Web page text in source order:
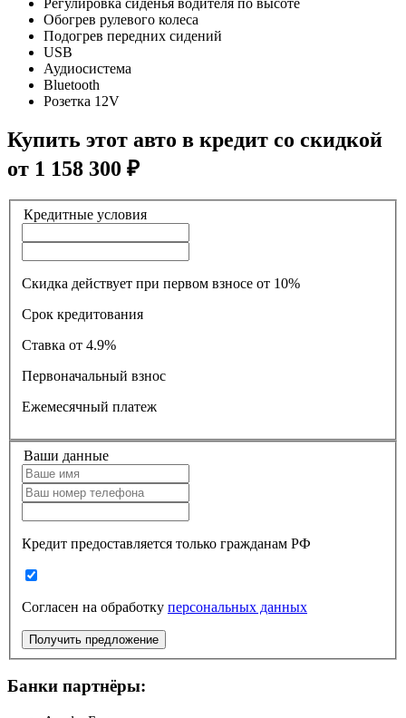
Обогрев рулевого колеса
Подогрев передних сидений
USB
Аудиосистема
Bluetooth
Розетка 12V
Купить этот авто в кредит со скидкой
от 1 158 300 ₽
Кредитные условия
Скидка действует при первом взносе от 10%
Срок кредитования
Ставка
от 4.9%
Первоначальный взнос
Ежемесячный платеж
Ваши данные
Кредит предоставляется только гражданам РФ
Согласен на обработку персональных данных
Получить предложение
Банки партнёры: